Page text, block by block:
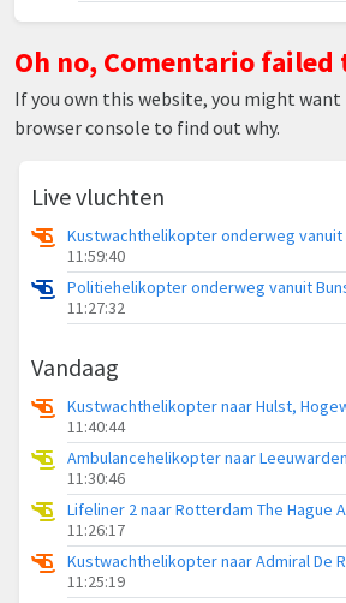
Oh no, Comentario
If you own this website, you might
browser console to find out why.
Live vluchten
Kustwachthelikopter onderweg vanuit
11:59:40
11:27:32
Vandaag
Kustwachthelikopter naar Hulst,
11:40:44
11:30:46
Lifeliner 2 naar Rotterdam The Hague
11:26:17
11:25:19